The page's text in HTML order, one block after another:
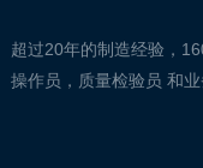
超过20年的制造经验，
操作员，质量检验员 和业